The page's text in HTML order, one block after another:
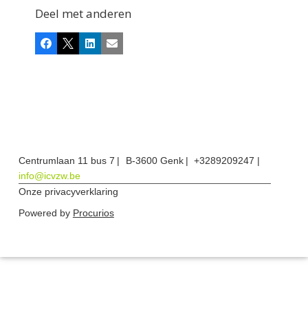
Deel met anderen
Facebook
X LinkedInE-mail
Centrumlaan 11 bus 7 B-3600 Genk
+3289209247
info@icvzw.be
Onze privacyverklaring
Powered by Procurios